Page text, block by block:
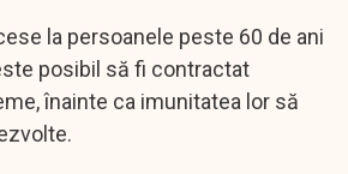
la persoanele peste 60 de ani
posibil să fi contractat
înainte ca imunitatea lor să